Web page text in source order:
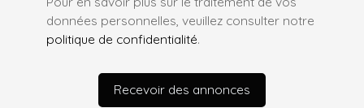
données personnelles, veuillez consulter notre
politique de confidentialité.
Recevoir des annonces